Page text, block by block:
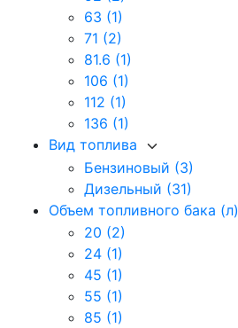
63 (1)
71 (2)
81.6 (1)
106 (1)
112 (1)
136 (1)
Вид топлива
Бензиновый (3)
Дизельный (31)
Объем топливного бака (л)
20 (2)
24 (1)
45 (1)
55 (1)
85 (1)